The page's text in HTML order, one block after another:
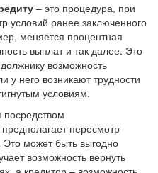
– это процедура, при
условий ранее заключенного
меняется процентная
выплат и так далее. Это
возможность
у него возникают трудности
условиям.
посредством
пересмотр
Это может быть выгодно
возможность вернуть